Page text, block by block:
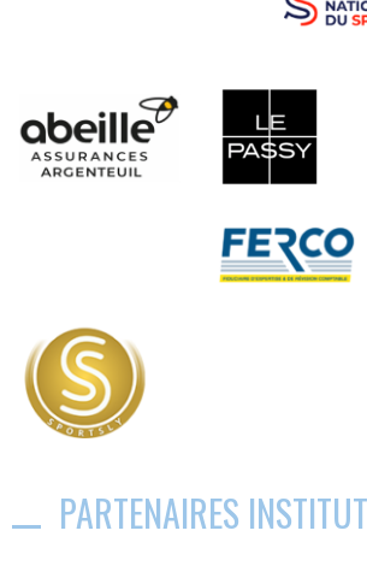
PARTENAIRES